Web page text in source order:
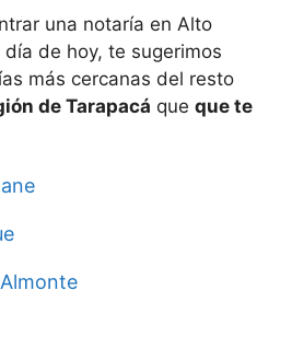
una notaría en Alto
de hoy, te sugerimos
más cercanas del resto
de Tarapacá que que te